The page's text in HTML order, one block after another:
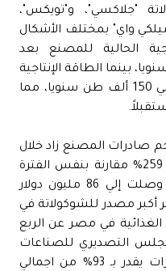
"جلاكسي"، و"تويكس"،
واي" بمختلف الأشكال
الحالية للمصنع بعد
65 ألف طن سنويا، بينما الطاقة الإنتاجية
الفعلية للمصنع بالكامل تصل إلي 150 ألف طن سنويا، مما
صادرات المصنع زاد خلال
الربع الأول من عام 2026 بنسبة 259% مقارنة بنفس الفترة
لعام 2025، وذلك بقيمة دولارية وصلت إلي 86 مليون دولار
أكبر مصدر للشوكولاتة في
في مصر عن الربع
التصديري للصناعات
الغذائية، مضيفاً أن حجم الصادرات يقدر بـ 93% من اجمالي